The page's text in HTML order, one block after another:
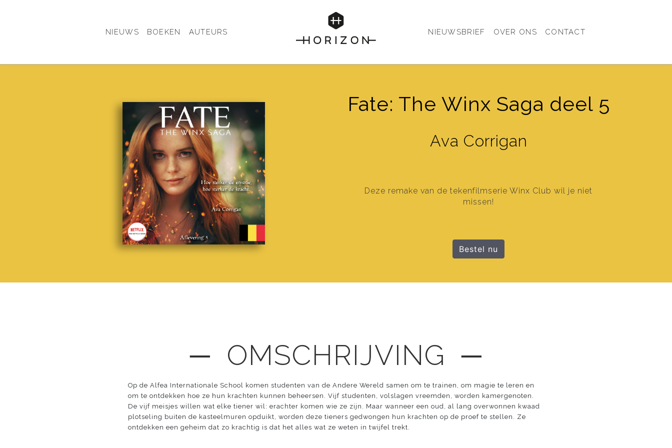
NIEUWS BOEKEN AUTEURS NIEUWSBRIEF OVER ONS CONTACT
Fate: The Winx Saga deel 5
Ava Corrigan
Deze remake van de tekenfilmserie Winx Club wil je niet
missen!
Bestel nu
─ OMSCHRIJVING ─
Op de Alfea Internationale School komen studenten van de Andere Wereld samen om te trainen, om magie te leren en
om te ontdekken hoe ze hun krachten kunnen beheersen. Vijf studenten, volslagen vreemden, worden kamergenoten.
De vijf meisjes willen wat elke tiener wil: erachter komen wie ze zijn. Maar wanneer een oud, al lang overwonnen kwaad
plotseling buiten de kasteelmuren opduikt, worden deze tieners gedwongen hun krachten op de proef te stellen. Ze
ontdekken een geheim dat zo krachtig is dat het alles wat ze weten in twijfel trekt.